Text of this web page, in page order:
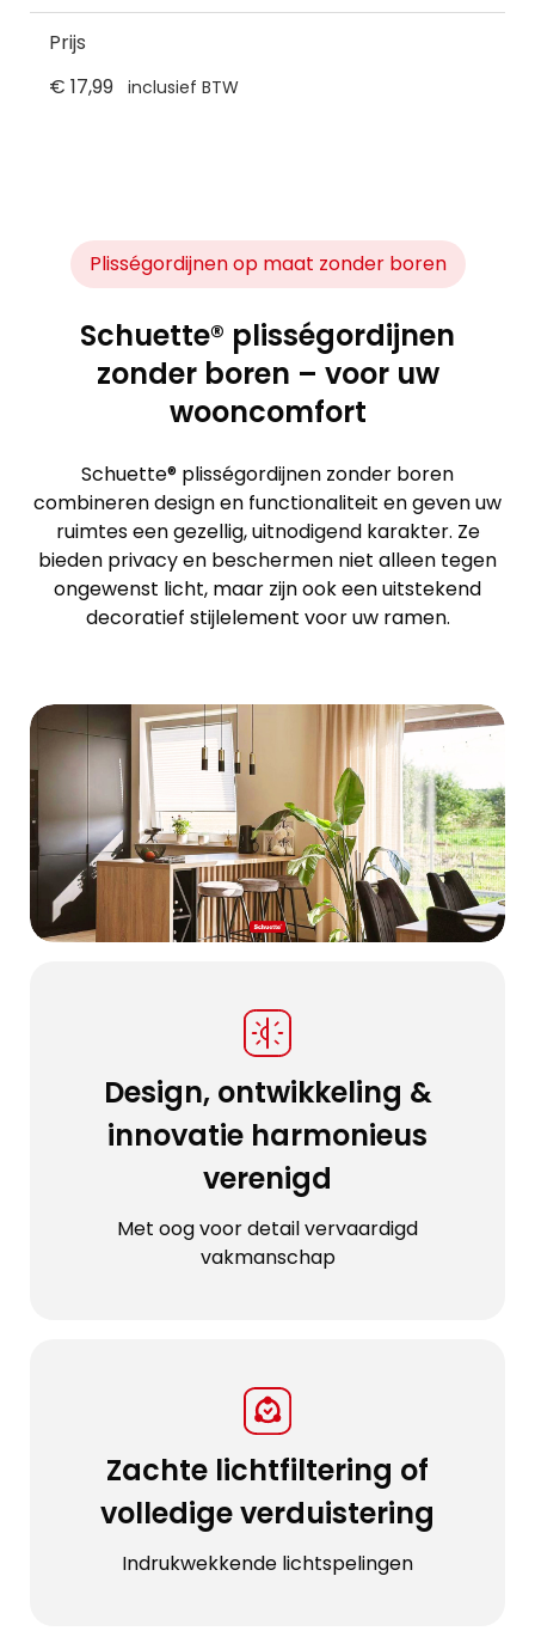
Prijs
€ 17,99 inclusief BTW
Plisségordijnen op maat zonder boren
Schuette® plisségordijnen
zonder boren – voor uw
wooncomfort
Schuette® plisségordijnen zonder boren
combineren design en functionaliteit en geven uw
ruimtes een gezellig, uitnodigend karakter. Ze
bieden privacy en beschermen niet alleen tegen
ongewenst licht, maar zijn ook een uitstekend
decoratief stijlelement voor uw ramen.
Design, ontwikkeling &
innovatie harmonieus
verenigd
Met oog voor detail vervaardigd
vakmanschap
Zachte lichtfiltering of
volledige verduistering
Indrukwekkende lichtspelingen